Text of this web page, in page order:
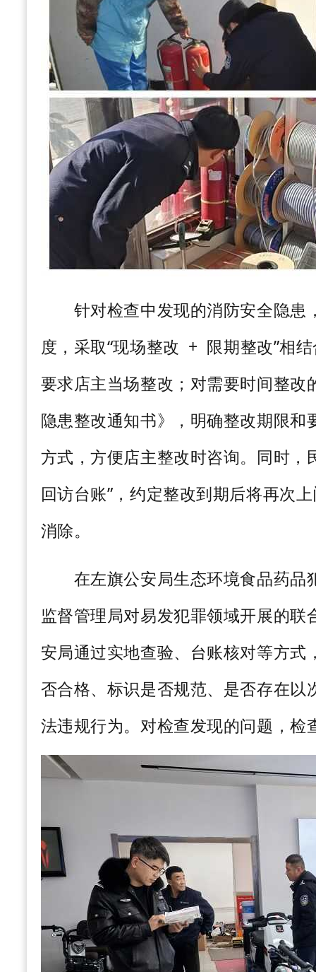
针对检查中发现的消防安全隐患
度，采取“现场整改 + 限期整改”相
要求店主当场整改；对需要时间整改
隐患整改通知书》，明确整改期限和
方式，方便店主整改时咨询。同时，
回访台账”，约定整改到期后将再次
消除。
在左旗公安局生态环境食品药品
监督管理局对易发犯罪领域开展的联
安局通过实地查验、台账核对等方式
否合格、标识是否规范、是否存在以
法违规行为。对检查发现的问题，检